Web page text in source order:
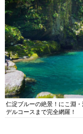
仁淀ブルーの絶景！にこ淵
デルコースまで完全網羅！